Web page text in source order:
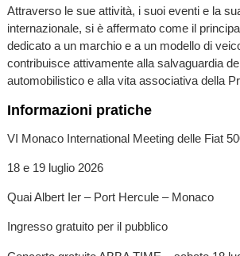
Attraverso le sue attività, i suoi eventi e la
internazionale, si è affermato come il
dedicato a un marchio e a un modello di
contribuisce attivamente alla salvaguardia
automobilistico e alla vita associativa della
Informazioni pratiche
VI Monaco International Meeting delle Fiat
18 e 19 luglio 2026
Quai Albert Ier – Port Hercule – Monaco
Ingresso gratuito per il pubblico